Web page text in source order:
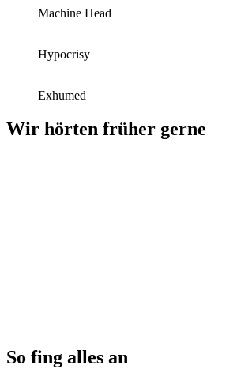
Machine Head
Hypocrisy
Exhumed
Wir hörten früher gerne
So fing alles an